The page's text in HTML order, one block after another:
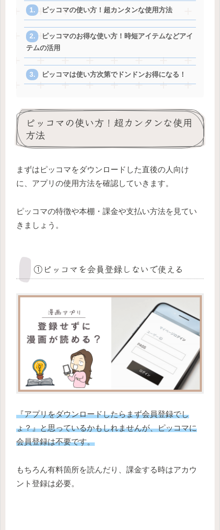
ピッコマの使い方！超カンタンな使用方法
ピッコマのお得な使い方！時短アイテムなどアイ
テムの活用
ピッコマは使い方次第でドンドンお得になる！
ピッコマの使い方！超カンタンな使用
方法
まずはピッコマをダウンロードした直後の人向け
に、アプリの使用方法を確認していきます。
ピッコマの特徴や本棚・課金や支払い方法を見てい
きましょう。
①ピッコマを会員登録しないで使える
『アプリをダウンロードしたらまず会員登録でし
ょ？』と思っているかもしれませんが、ピッコマに
会員登録は不要です。
もちろん有料箇所を読んだり、課金する時はアカウ
ント登録は必要。